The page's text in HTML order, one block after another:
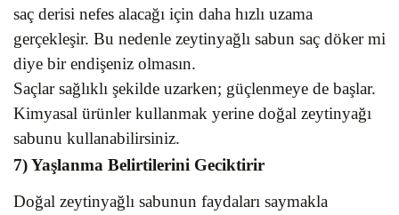
saç derisi nefes alacağı için daha hızlı uzama
gerçekleşir. Bu nedenle zeytinyağlı sabun saç döker mi
diye bir endişeniz olmasın.
Saçlar sağlıklı şekilde uzarken; güçlenmeye de başlar.
Kimyasal ürünler kullanmak yerine doğal zeytinyağı
sabunu kullanabilirsiniz.
7) Yaşlanma Belirtilerini Geciktirir
Doğal zeytinyağlı sabunun faydaları saymakla